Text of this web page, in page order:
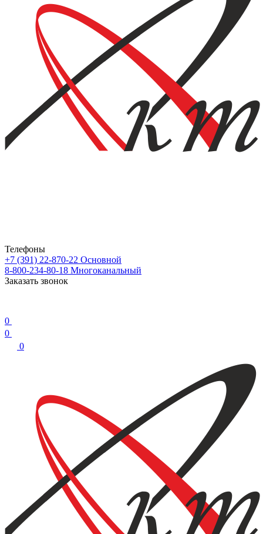
Телефоны
+7 (391) 22-870-22 Основной
8-800-234-80-18 Многоканальный
Заказать звонок
0
0
0